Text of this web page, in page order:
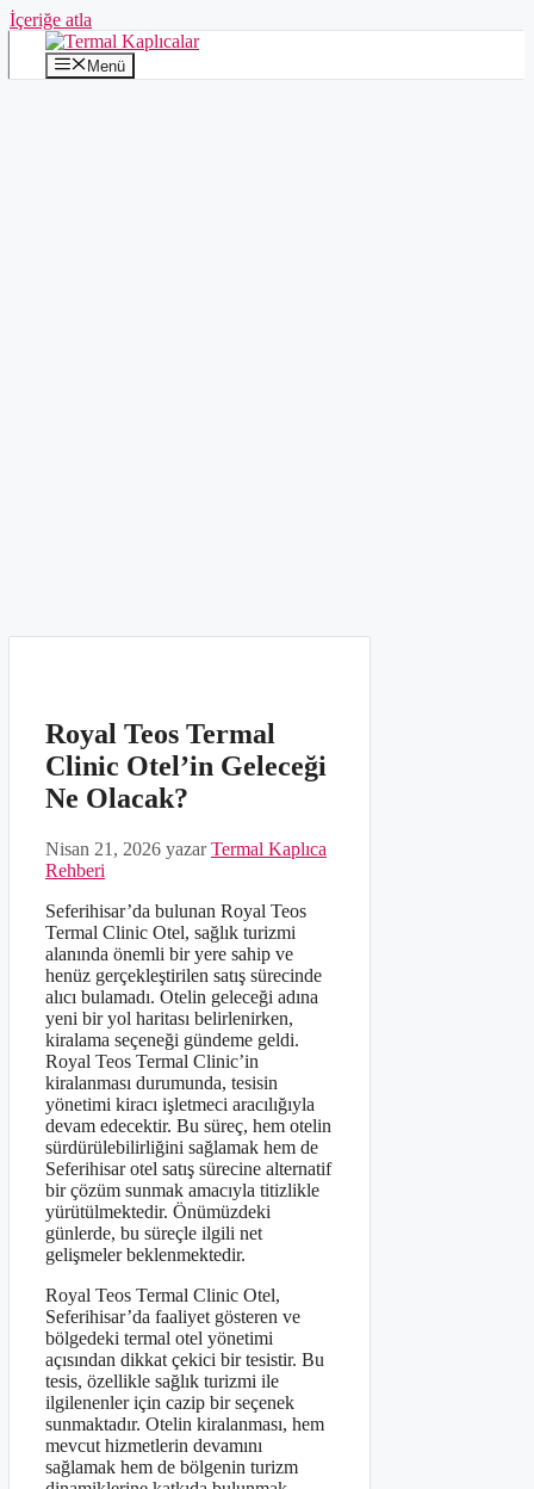
İçeriğe atla
Menü
Royal Teos Termal
Clinic Otel’in Geleceği
Ne Olacak?
Nisan 21, 2026 yazarTermal Kaplıca
Rehberi
Seferihisar’da bulunan Royal Teos
Termal Clinic Otel, sağlık turizmi
alanında önemli bir yere sahip ve
henüz gerçekleştirilen satış sürecinde
alıcı bulamadı. Otelin geleceği adına
yeni bir yol haritası belirlenirken,
kiralama seçeneği gündeme geldi.
Royal Teos Termal Clinic’in
kiralanması durumunda, tesisin
yönetimi kiracı işletmeci aracılığıyla
devam edecektir. Bu süreç, hem otelin
sürdürülebilirliğini sağlamak hem de
Seferihisar otel satış sürecine alternatif
bir çözüm sunmak amacıyla titizlikle
yürütülmektedir. Önümüzdeki
günlerde, bu süreçle ilgili net
gelişmeler beklenmektedir.
Royal Teos Termal Clinic Otel,
Seferihisar’da faaliyet gösteren ve
bölgedeki termal otel yönetimi
açısından dikkat çekici bir tesistir. Bu
tesis, özellikle sağlık turizmi ile
ilgilenenler için cazip bir seçenek
sunmaktadır. Otelin kiralanması, hem
mevcut hizmetlerin devamını
sağlamak hem de bölgenin turizm